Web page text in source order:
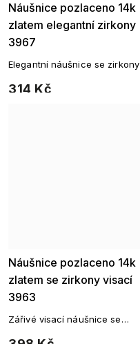
Náušnice pozlaceno 14k
zlatem elegantní zirkony
3967
314 Kč
Elegantní náušnice se zirkony
Náušnice pozlaceno 14k
zlatem se zirkony visací
3963
Zářivé visací náušnice se